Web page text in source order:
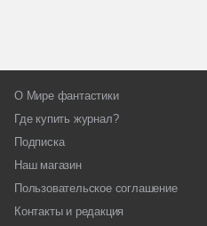
О Мире фантастики
Где купить журнал?
Подписка
Наш магазин
Пользовательское соглашение
Контакты и редакция